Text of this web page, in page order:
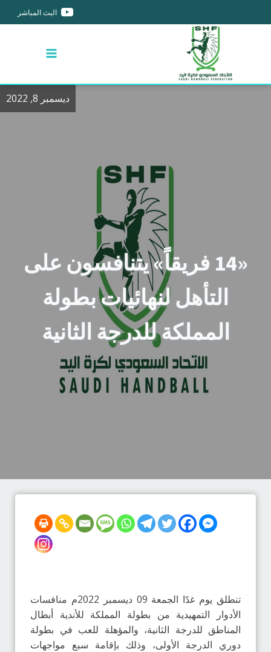
البث المباشر
ديسمبر 8, 2022
«14 فريقاً» يتنافسون على
التأهل لنهائيات بطولة
المملكة للدرجة الثانية
تنطلق يوم غدًا الجمعة 09 ديسمبر 2022م منافسات
الأدوار التمهيدية من بطولة المملكة للأندية أبطال
المناطق للدرجة الثانية، والمؤهلة للعب في بطولة
دوري الدرجة الأولى، وذلك بإقامة سبع مواجهات